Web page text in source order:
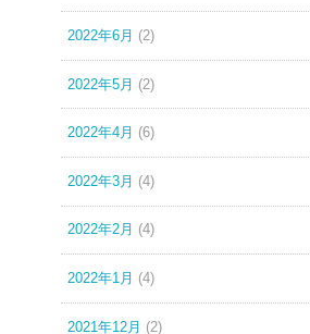
2022年6月 (2)
2022年5月 (2)
2022年4月 (6)
2022年3月 (4)
2022年2月 (4)
2022年1月 (4)
2021年12月 (2)